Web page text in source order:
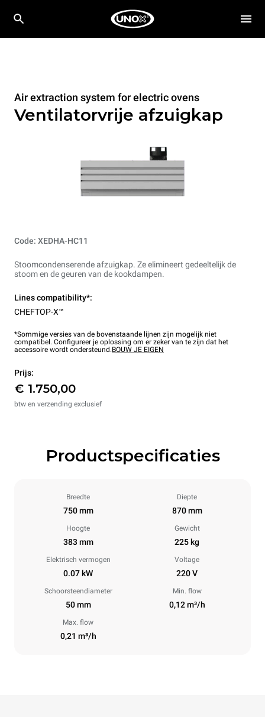
Air extraction system for electric ovens
Ventilatorvrije afzuigkap
Code: XEDHA-HC11
Stoomcondenserende afzuigkap. Ze elimineert gedeeltelijk de
stoom en de geuren van de kookdampen.
Lines compatibility*:
CHEFTOP-X™
*Sommige versies van de bovenstaande lijnen zijn mogelijk niet
compatibel. Configureer je oplossing om er zeker van te zijn dat het
accessoire wordt ondersteund.BOUW JE EIGEN
Prijs:
€ 1.750,00
btw en verzending exclusief
Productspecificaties
Breedte
750 mm
Diepte
870 mm
Hoogte
383 mm
Gewicht
225 kg
Elektrisch vermogen
0.07 kW
Voltage
220 V
Schoorsteendiameter
50 mm
Min. flow
0,12 m³/h
Max. flow
0,21 m³/h